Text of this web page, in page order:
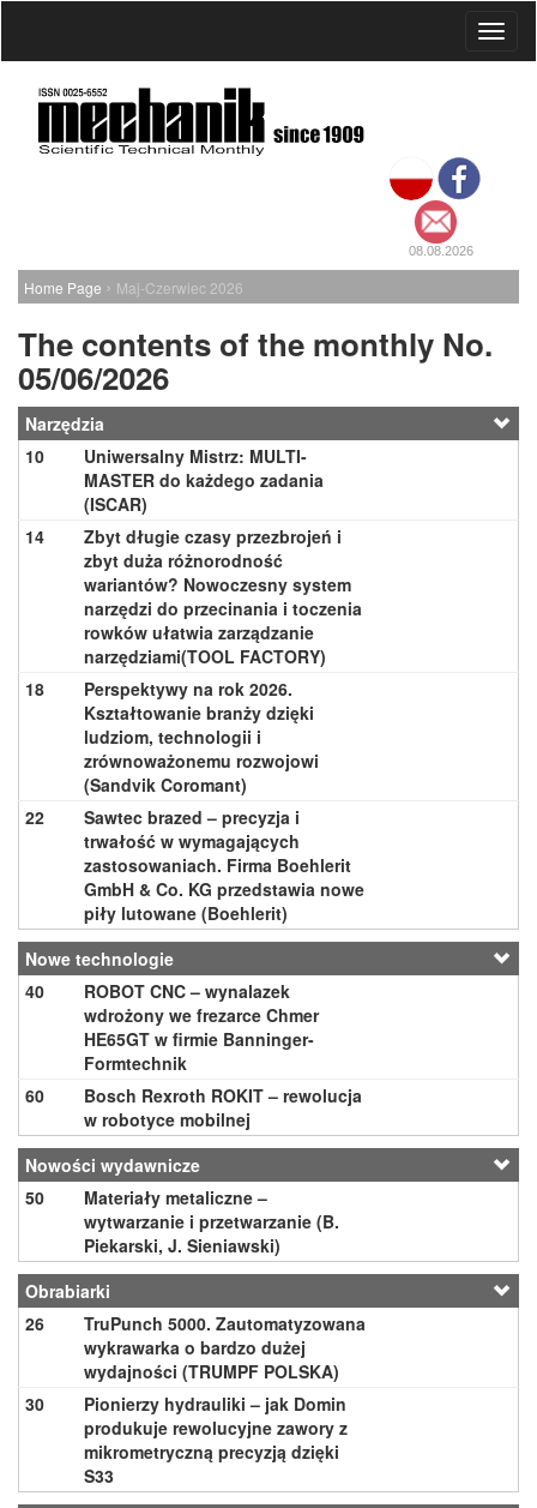
08.08.2026
Home Page › Maj-Czerwiec 2026
The contents of the monthly No.
05/06/2026
Narzędzia
10
Uniwersalny Mistrz: MULTI-
MASTER do każdego zadania
(ISCAR)
14
Zbyt długie czasy przezbrojeń i
zbyt duża różnorodność
wariantów? Nowoczesny system
narzędzi do przecinania i toczenia
rowków ułatwia zarządzanie
narzędziami(TOOL FACTORY)
18
Perspektywy na rok 2026.
Kształtowanie branży dzięki
ludziom, technologii i
zrównoważonemu rozwojowi
(Sandvik Coromant)
22
Sawtec brazed – precyzja i
trwałość w wymagających
zastosowaniach. Firma Boehlerit
GmbH & Co. KG przedstawia nowe
piły lutowane (Boehlerit)
Nowe technologie
40
ROBOT CNC – wynalazek
wdrożony we frezarce Chmer
HE65GT w firmie Banninger-
Formtechnik
60
Bosch Rexroth ROKIT – rewolucja
w robotyce mobilnej
Nowości wydawnicze
50
Materiały metaliczne –
wytwarzanie i przetwarzanie (B.
Piekarski, J. Sieniawski)
Obrabiarki
26
TruPunch 5000. Zautomatyzowana
wykrawarka o bardzo dużej
wydajności (TRUMPF POLSKA)
30
Pionierzy hydrauliki – jak Domin
produkuje rewolucyjne zawory z
mikrometryczną precyzją dzięki
S33